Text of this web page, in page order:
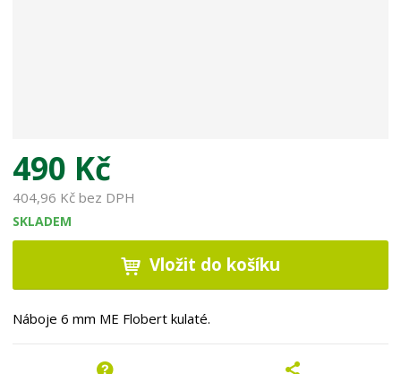
490 Kč
404,96 Kč bez DPH
SKLADEM
Vložit do košíku
Náboje 6 mm ME Flobert kulaté.